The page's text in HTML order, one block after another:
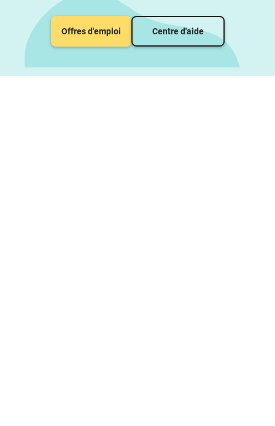
Offres d'emploi Centre d'aide